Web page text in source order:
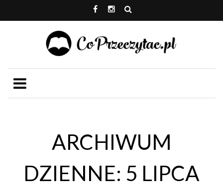
ARCHIWUM
DZIENNE: 5 LIPCA